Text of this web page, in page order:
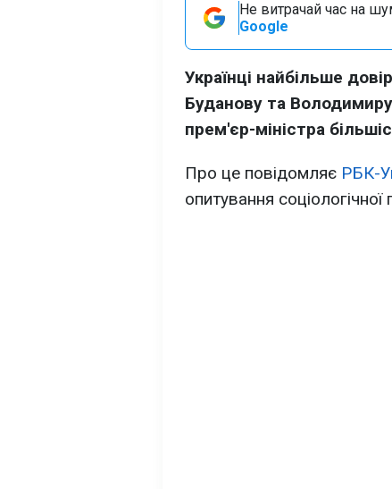
Не витрачай час на
Google
Українці найбільше
Буданову та
прем'єр-міністра
Про це повідомляє РБК-
опитування соціологічної